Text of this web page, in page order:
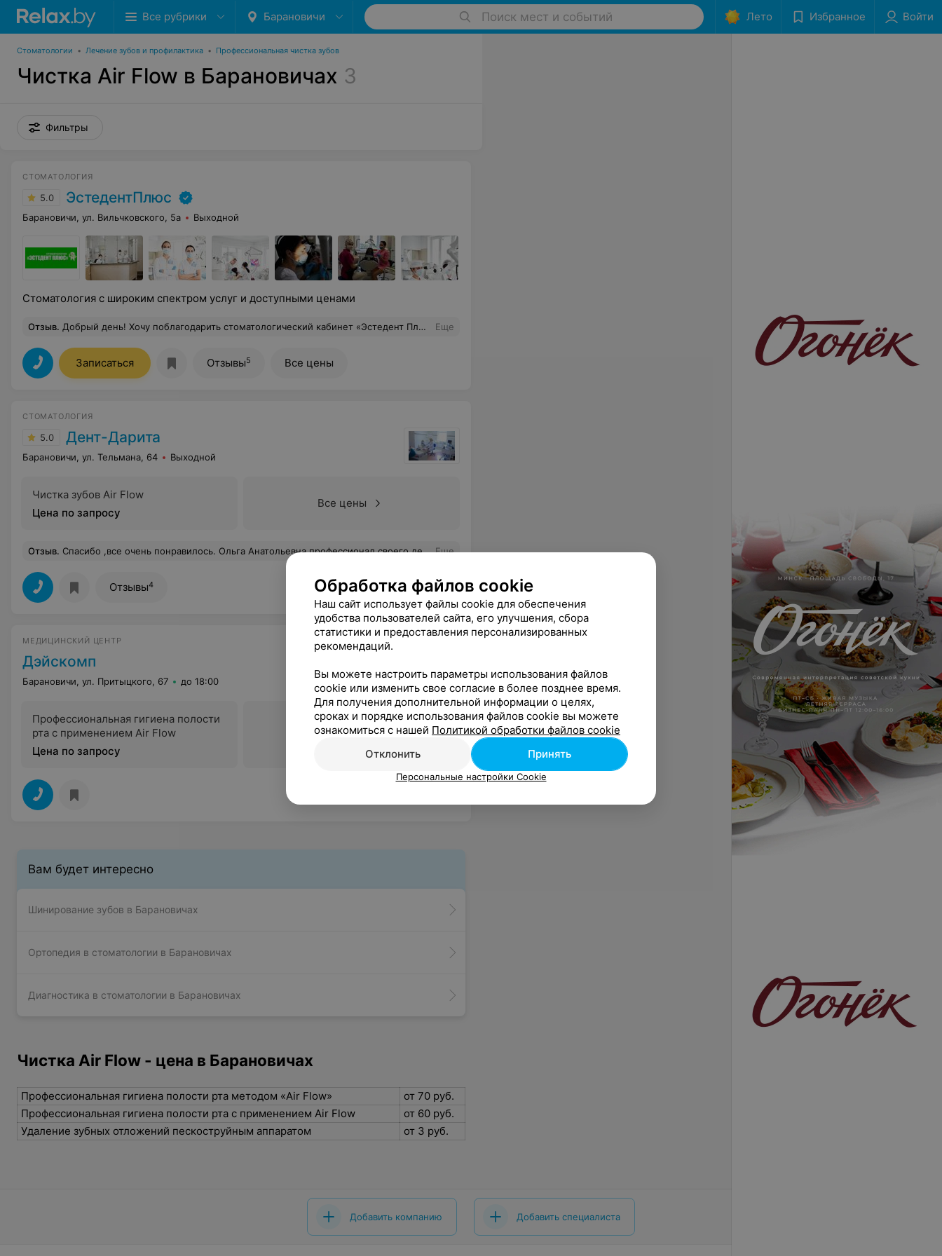
Все рубрики Барановичи Поиск мест и событий Лето Избранное Войти
Стоматологии • Лечение зубов и профилактика • Профессиональная чистка зубов
Чистка Air Flow в Барановичах 3
Фильтры
СТОМАТОЛОГИЯ
5.0 ЭстедентПлюс
Барановичи, ул. Вильчковского, 5а Выходной
Стоматология с широким спектром услуг и доступными ценами
Отзыв. Добрый день! Хочу поблагодарить стоматологический кабинет «Эстедент Плюс»!!! Уже много лет я и вся моя семья пользуемся услугами в этой стоматологии. Что хочу отметить, это быстрая и качественная работа и оказание услуг, персонал в виде администратора, директора, а также всех лечащих врачей, всегда постараются записать и принять в удобное для клиента время. Врачи достойны ВЫСШИХ похвал, лечение отличное, условия приятные. В «Эстедент Плюс» есть все стоматологические условия и услуги для полноценного лечения, не надо бегать по другим заведениям, все делают на месте и без ожидания. Спасибо ВАМ огромное и успехов во всем. Еще
Записаться Отзывы5 Все цены
СТОМАТОЛОГИЯ
5.0 Дент-Дарита
Барановичи, ул. Тельмана, 64 Выходной
Чистка зубов Air Flow
Цена по запросу
Все цены
Отзыв. Спасибо ,все очень понравилось. Ольга Анатольевна профессионал своего дела!! Еще
Отзывы4
МЕДИЦИНСКИЙ ЦЕНТР
Дэйскомп
Барановичи, ул. Притыцкого, 67 до 18:00
Профессиональная гигиена полости
рта с применением Air Flow
Цена по запросу
Все цены
Вам будет интересно
Шинирование зубов в Барановичах
Ортопедия в стоматологии в Барановичах
Диагностика в стоматологии в Барановичах
Чистка Air Flow - цена в Барановичах
Профессиональная гигиена полости рта методом «Air Flow»
от 70 руб.
Профессиональная гигиена полости рта с применением Air Flow
от 60 руб.
Удаление зубных отложений пескоструйным аппаратом
от 3 руб.
Добавить компанию Добавить специалиста
Обработка файлов cookie
Наш сайт использует файлы cookie для обеспечения
удобства пользователей сайта, его улучшения, сбора
статистики и предоставления персонализированных
рекомендаций.
Вы можете настроить параметры использования файлов
cookie или изменить свое согласие в более позднее время.
Для получения дополнительной информации о целях,
сроках и порядке использования файлов cookie вы можете
ознакомиться с нашей Политикой обработки файлов cookie
Отклонить
Принять
Персональные настройки Cookie